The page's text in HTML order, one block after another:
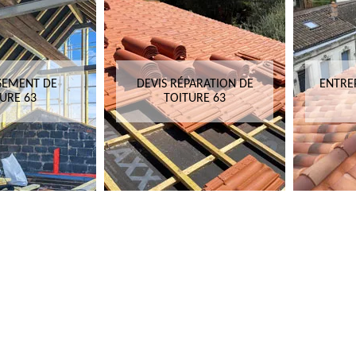
DE
63
DEVIS RÉPARATION DE
TOITURE 63